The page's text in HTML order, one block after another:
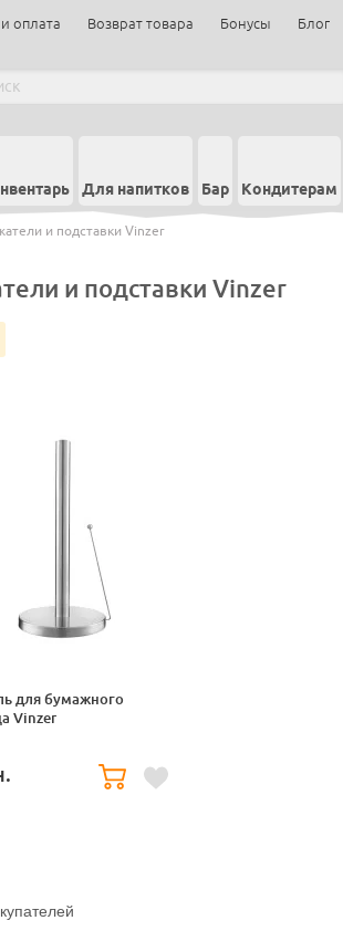
оплата Возврат товара Бонусы Блог
Для напитков Бар Кондитерам
и подставки Vinzer
и подставки Vinzer
для бумажного
Vinzer